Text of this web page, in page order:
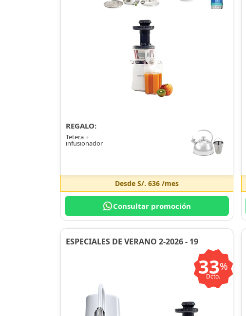
REGALO:
Tetera +
infusionador
Desde S/. 636/mes
Consultar promoción
ESPECIALES DE VERANO 2-2026 - 19
33%
Dcto.